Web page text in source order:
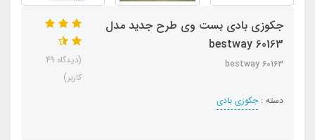
جکوزی بادی بست وی طرح جدید مدل
60163 bestway
60163 bestway
دسته : جکوزی بادی
(دیدگاه 49
کاربر)